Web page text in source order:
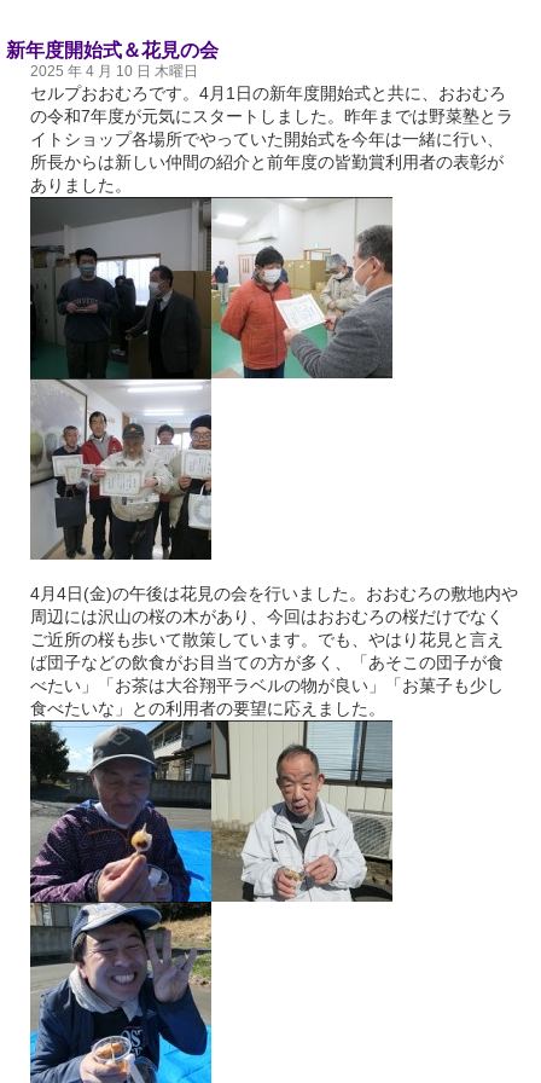
新年度開始式＆花見の会
2025 年 4 月 10 日 木曜日
セルプおおむろです。4月1日の新年度開始式と共に、おおむろ
の令和7年度が元気にスタートしました。昨年までは野菜塾とラ
イトショップ各場所でやっていた開始式を今年は一緒に行い、
所長からは新しい仲間の紹介と前年度の皆勤賞利用者の表彰が
ありました。
4月4日(金)の午後は花見の会を行いました。おおむろの敷地内や
周辺には沢山の桜の木があり、今回はおおむろの桜だけでなく
ご近所の桜も歩いて散策しています。でも、やはり花見と言え
ば団子などの飲食がお目当ての方が多く、「あそこの団子が食
べたい」「お茶は大谷翔平ラベルの物が良い」「お菓子も少し
食べたいな」との利用者の要望に応えました。